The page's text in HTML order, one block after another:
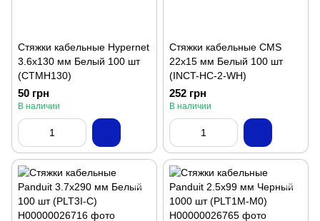
Стяжки кабельные Hypernet
3.6х130 мм Белый 100 шт
(CTMH130)
50 грн
В наличии
Стяжки кабельные CMS
22x15 мм Белый 100 шт
(INCT-HC-2-WH)
252 грн
В наличии